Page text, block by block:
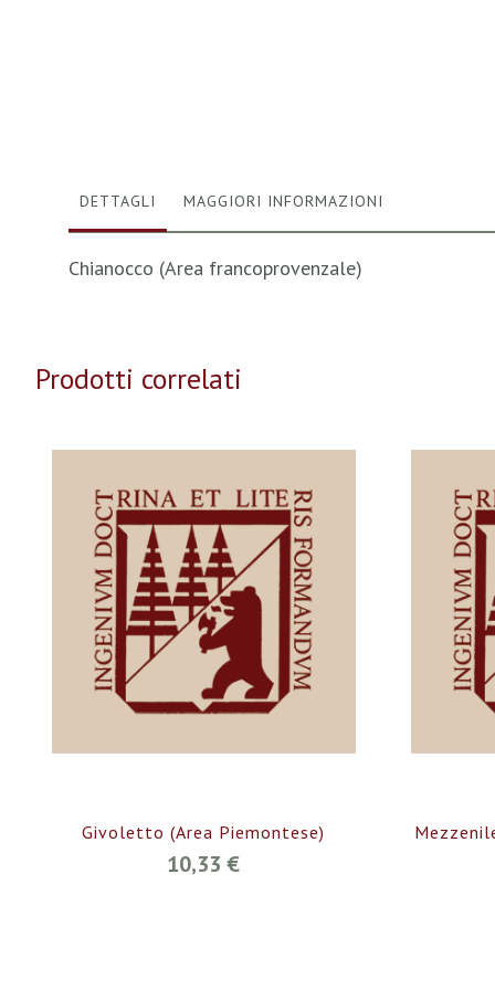
immagini
DETTAGLI
Chianocco (Area francoprovenzale)
MAGGIORI INFORMAZIONI
Prodotti correlati
Givoletto (Area Piemontese)
10,33 €